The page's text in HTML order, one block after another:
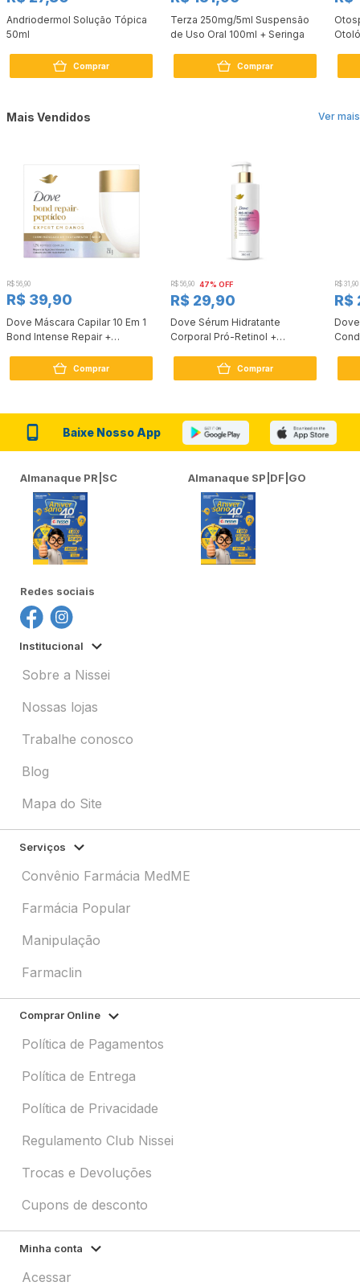
MÉDICO DEVERÁ SER CONSULTADO. SEU USO PODE TRAZER RISCOS.
PROCURE O MÉDICO E O FARMACÊUTICO. LEIA A BULA.
Andriodermol Solução Tópica
50ml
Comprar
Terza 250mg/5ml Suspensão
de Uso Oral 100ml + Seringa
Comprar
Ver mais
Mais Vendidos
R$ 56,90
R$ 39,90
Dove Máscara Capilar 10 Em 1
Bond Intense Repair +
Comprar
R$ 56,90 47% OFF
R$ 29,90
Dove Sérum Hidratante
Corporal Pró-Retinol +
Comprar
R$ 31,90
R$
Baixe Nosso App
Almanaque PR|SC Almanaque SP|DF|GO
Redes sociais
Institucional
Sobre a Nissei
Nossas lojas
Trabalhe conosco
Blog
Mapa do Site
Serviços
Convênio Farmácia MedME
Farmácia Popular
Manipulação
Farmaclin
Comprar Online
Política de Pagamentos
Política de Entrega
Política de Privacidade
Regulamento Club Nissei
Trocas e Devoluções
Cupons de desconto
Minha conta
Acessar